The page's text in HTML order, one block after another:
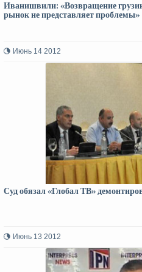
Иванишвили: «Возвращение
рынок не представляет проблемы»
Июнь 14 2012
Суд обязал «Глобал ТВ»
Июнь 13 2012